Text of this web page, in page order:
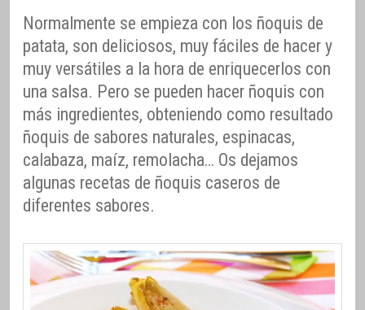
Normalmente se empieza con los ñoquis de
patata, son deliciosos, muy fáciles de hacer y
muy versátiles a la hora de enriquecerlos con
una salsa. Pero se pueden hacer ñoquis con
más ingredientes, obteniendo como resultado
ñoquis de sabores naturales, espinacas,
calabaza, maíz, remolacha… Os dejamos
algunas recetas de ñoquis caseros de
diferentes sabores.